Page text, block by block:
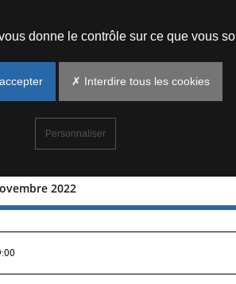
2022
en novembre
donne le contrôle sur ce que vous
✗ Interdire tous les cookies
Personnaliser